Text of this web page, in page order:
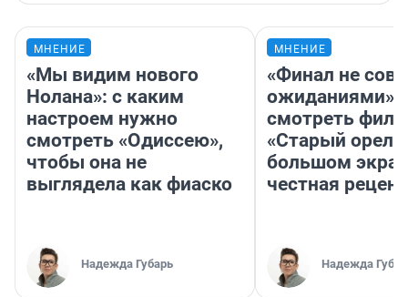
МНЕНИЕ
«Мы видим нового
Нолана»: с каким
настроем нужно
смотреть «Одиссею»,
чтобы она не
выглядела как фиаско
Надежда Губарь
МНЕНИЕ
«Финал не
ожиданиями»:
смотреть
«Старый орел»
большом
честная
Надежда